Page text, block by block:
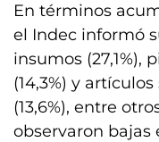
En términos
el Indec informó
insumos (27,1%),
(14,3%) y
(13,6%), entre
observaron bajas